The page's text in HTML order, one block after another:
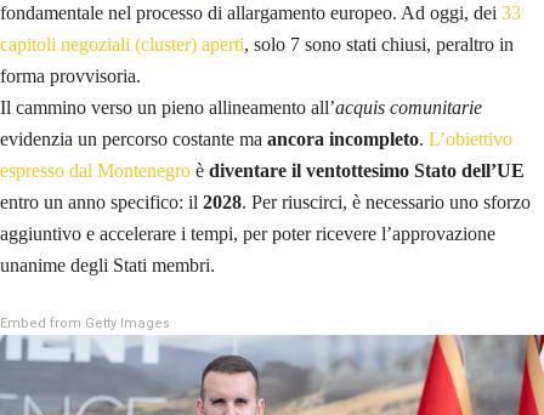
fondamentale nel processo di allargamento europeo. Ad oggi, dei 33
capitoli negoziali (cluster) aperti, solo 7 sono stati chiusi, peraltro in
forma provvisoria.
Il cammino verso un pieno allineamento all’acquis comunitarie
evidenzia un percorso costante ma ancora incompleto. L’obiettivo
espresso dal Montenegro è diventare il ventottesimo Stato dell’UE
entro un anno specifico: il 2028. Per riuscirci, è necessario uno sforzo
aggiuntivo e accelerare i tempi, per poter ricevere l’approvazione
unanime degli Stati membri.
Embed from Getty Images